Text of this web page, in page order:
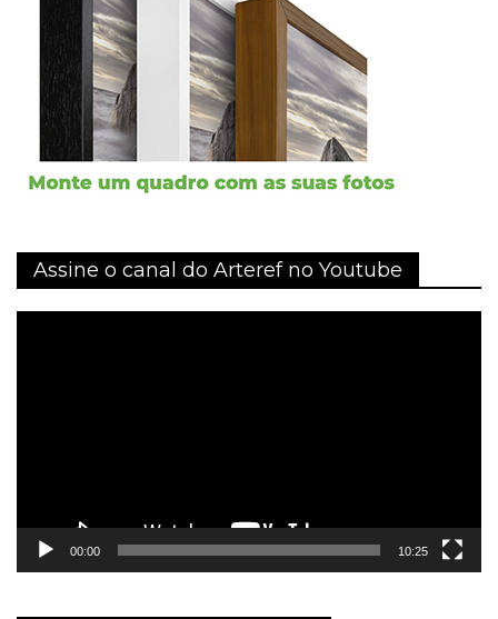
Assine o canal do Arteref no Youtube
00:00 10:25